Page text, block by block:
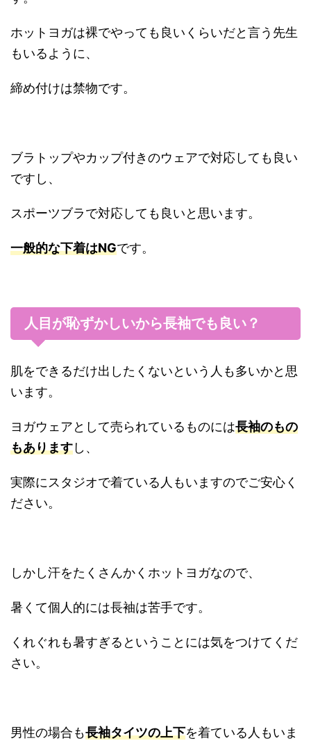
ホットヨガは裸でやっても良いくらいだと言う先生
もいるように、
締め付けは禁物です。
ブラトップやカップ付きのウェアで対応しても良い
ですし、
スポーツブラで対応しても良いと思います。
一般的な下着はNGです。
人目が恥ずかしいから長袖でも良い？
肌をできるだけ出したくないという人も多いかと思
います。
ヨガウェアとして売られているものには長袖のもの
もありますし、
実際にスタジオで着ている人もいますのでご安心く
ださい。
しかし汗をたくさんかくホットヨガなので、
暑くて個人的には長袖は苦手です。
くれぐれも暑すぎるということには気をつけてくだ
さい。
男性の場合も長袖タイツの上下を着ている人もいま